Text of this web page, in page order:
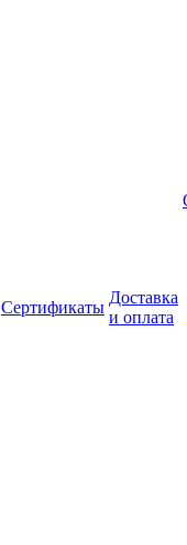
Сертификаты
Доставка
и оплата